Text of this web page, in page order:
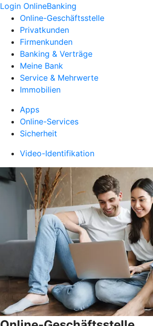
Login OnlineBanking
Online-Geschäftsstelle
Privatkunden
Firmenkunden
Banking & Verträge
Meine Bank
Service & Mehrwerte
Immobilien
Apps
Online-Services
Sicherheit
Video-Identifikation